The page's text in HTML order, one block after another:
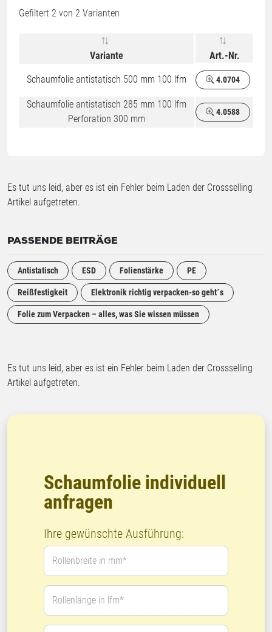
Gefiltert 2 von 2 Varianten
Variante Art.-Nr.
Schaumfolie antistatisch 500 mm 100 lfm 4.0704
Schaumfolie antistatisch 285 mm 100 lfm
Perforation 300 mm
4.0588
Es tut uns leid, aber es ist ein Fehler beim Laden der Crossselling
Artikel aufgetreten.
PASSENDE BEITRÄGE
Antistatisch ESD Folienstärke PE
Reißfestigkeit Elektronik richtig verpacken-so geht´s
Folie zum Verpacken – alles, was Sie wissen müssen
Es tut uns leid, aber es ist ein Fehler beim Laden der Crossselling
Artikel aufgetreten.
Schaumfolie individuell
anfragen
Ihre gewünschte Ausführung:
Rollenbreite in mm*
Rollenlänge in lfm*